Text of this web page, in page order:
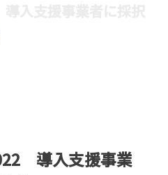
入支援事業者に採択
導入支援事業